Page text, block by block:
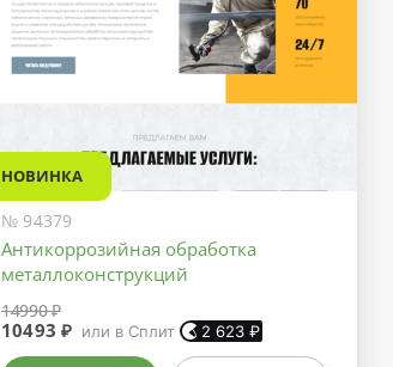
НОВИНКА
№ 94379
Антикоррозийная обработка
металлоконструкций
14990 ₽
10493 ₽ или в Сплит 2 623 ₽